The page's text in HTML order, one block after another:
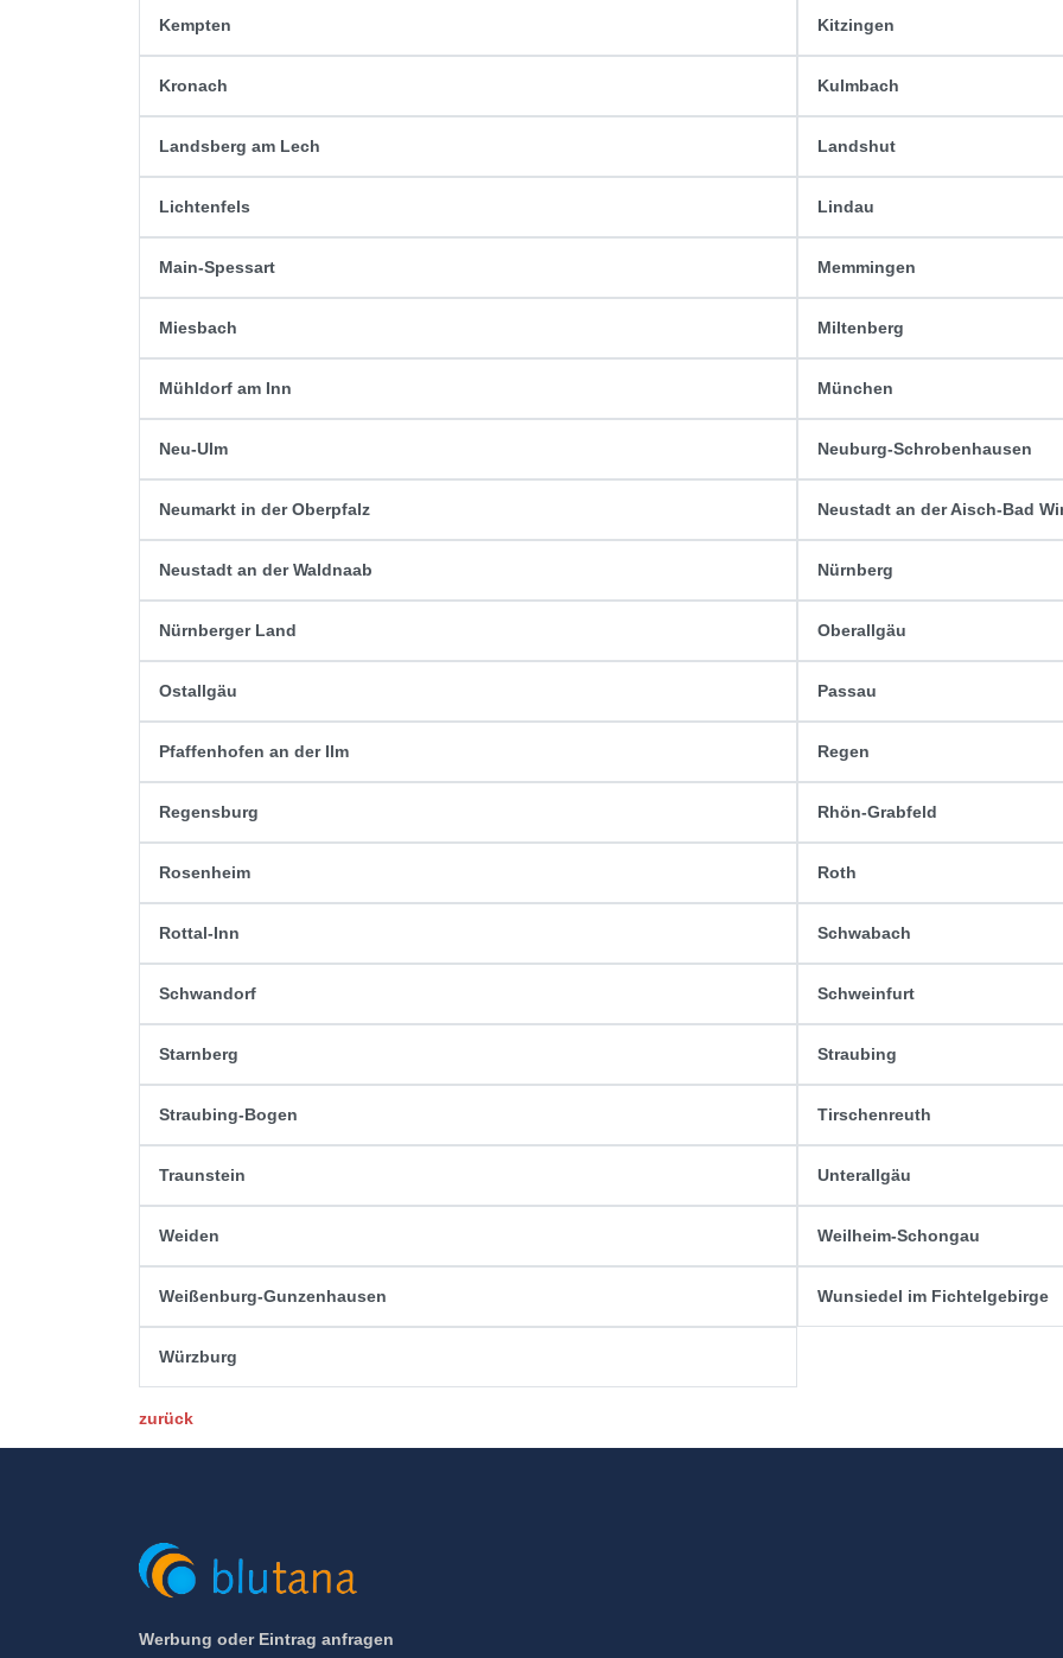
Kempten Kitzingen
Kronach Kulmbach
Landsberg am Lech Landshut
Lichtenfels Lindau
Main-Spessart Memmingen
Miesbach Miltenberg
Mühldorf am Inn München
Neu-Ulm Neuburg-Schrobenhausen
Neumarkt in der Oberpfalz Neustadt an der Aisch-Bad
Neustadt an der Waldnaab Nürnberg
Nürnberger Land Oberallgäu
Ostallgäu Passau
Pfaffenhofen an der Ilm Regen
Regensburg Rhön-Grabfeld
Rosenheim Roth
Rottal-Inn Schwabach
Schwandorf Schweinfurt
Starnberg Straubing
Straubing-Bogen Tirschenreuth
Traunstein Unterallgäu
Weiden Weilheim-Schongau
Weißenburg-Gunzenhausen Wunsiedel im Fichtelgebirge
Würzburg
zurück
Werbung oder Eintrag anfragen